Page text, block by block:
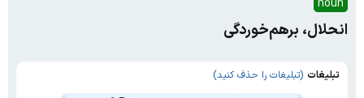
noun
انحلال، برهم‌خوردگی
تبلیغات (تبلیغات را حذف کنید)